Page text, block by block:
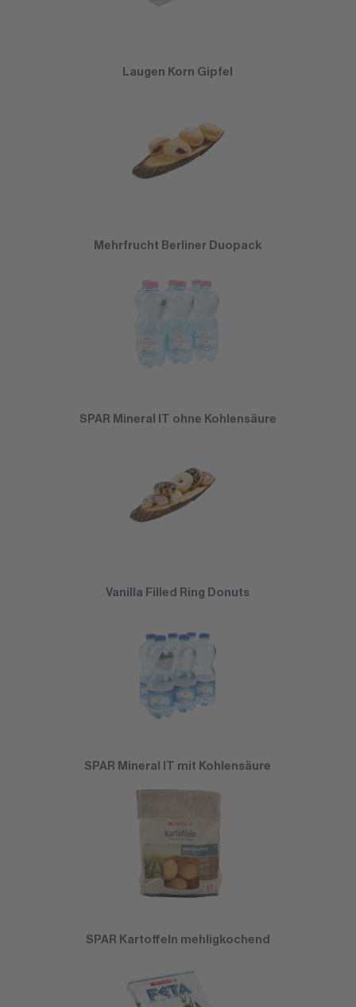
Laugen Korn Gipfel
Mehrfrucht Berliner Duopack
SPAR Mineral IT ohne Kohlensäure
Vanilla Filled Ring Donuts
SPAR Mineral IT mit Kohlensäure
SPAR Kartoffeln mehligkochend